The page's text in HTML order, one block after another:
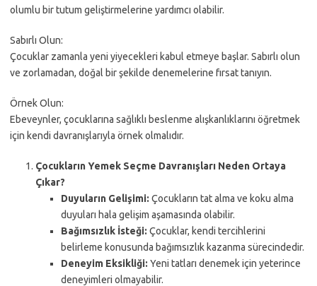
olumlu bir tutum geliştirmelerine yardımcı olabilir.
Sabırlı Olun:
Çocuklar zamanla yeni yiyecekleri kabul etmeye başlar. Sabırlı olun
ve zorlamadan, doğal bir şekilde denemelerine fırsat tanıyın.
Örnek Olun:
Ebeveynler, çocuklarına sağlıklı beslenme alışkanlıklarını öğretmek
için kendi davranışlarıyla örnek olmalıdır.
Çocukların Yemek Seçme Davranışları Neden Ortaya
Çıkar?
Duyuların Gelişimi: Çocukların tat alma ve koku alma
duyuları hala gelişim aşamasında olabilir.
Bağımsızlık İsteği: Çocuklar, kendi tercihlerini
belirleme konusunda bağımsızlık kazanma sürecindedir.
Deneyim Eksikliği: Yeni tatları denemek için yeterince
deneyimleri olmayabilir.